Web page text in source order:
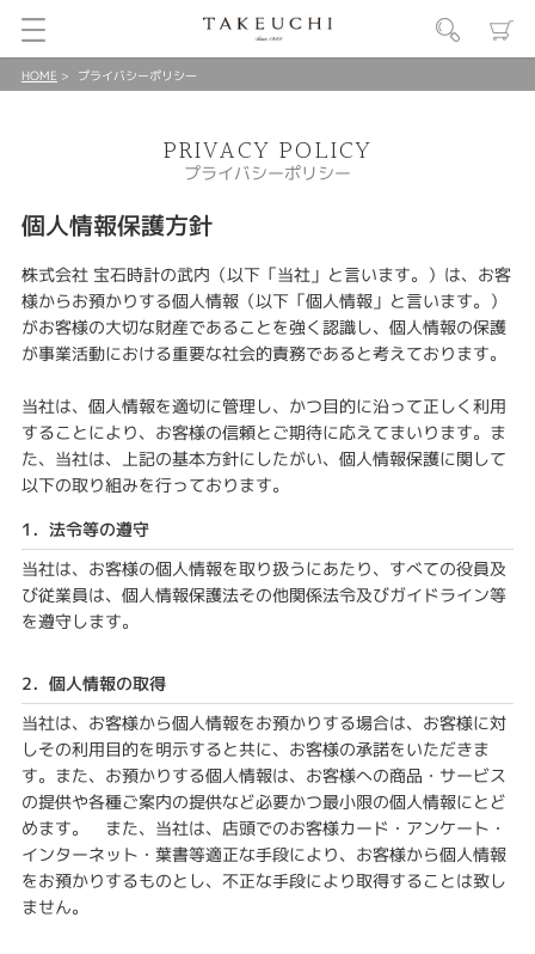
HOME プライバシーポリシー
PRIVACY POLICY
プライバシーポリシー
個人情報保護方針
株式会社 宝石時計の武内（以下「当社」と言います。）は、お客
様からお預かりする個人情報（以下「個人情報」と言います。）
がお客様の大切な財産であることを強く認識し、個人情報の保護
が事業活動における重要な社会的責務であると考えております。
当社は、個人情報を適切に管理し、かつ目的に沿って正しく利用
することにより、お客様の信頼とご期待に応えてまいります。ま
た、当社は、上記の基本方針にしたがい、個人情報保護に関して
以下の取り組みを行っております。
1．法令等の遵守
当社は、お客様の個人情報を取り扱うにあたり、すべての役員及
び従業員は、個人情報保護法その他関係法令及びガイドライン等
を遵守します。
2．個人情報の取得
当社は、お客様から個人情報をお預かりする場合は、お客様に対
しその利用目的を明示すると共に、お客様の承諾をいただきま
す。また、お預かりする個人情報は、お客様への商品・サービス
の提供や各種ご案内の提供など必要かつ最小限の個人情報にとど
めます。 また、当社は、店頭でのお客様カード・アンケート・
インターネット・葉書等適正な手段により、お客様から個人情報
をお預かりするものとし、不正な手段により取得することは致し
ません。